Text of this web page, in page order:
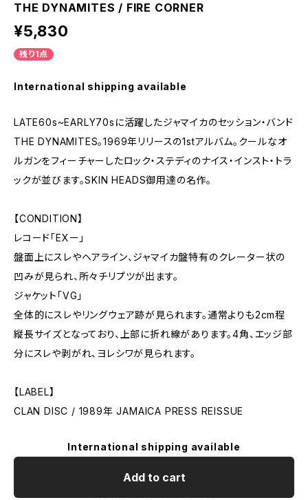
THE DYNAMITES / FIRE CORNER
¥5,830
残り1点
International shipping available
LATE60s~EARLY70sに活躍したジャマイカのセッション・バンド
THE DYNAMITES。1969年リリースの1stアルバム。クールなオ
ルガンをフィーチャーしたロック・ステディのナイス・インスト・トラ
ックが並びます。SKIN HEADS御用達の名作。
【CONDITION】
レコード「EXー」
盤面上にスレやヘアライン、ジャマイカ盤特有のクレーター状の
凹みが見られ、所々チリプツが出ます。
ジャケット「VG」
全体的にスレやリングウェア跡が見られます。通常よりも2cm程
縦長サイズとなっており、上部に折れ線があります。4角、エッジ部
分にスレや剥がれ、ヨレシワが見られます。
【LABEL】
CLAN DISC / 1989年 JAMAICA PRESS REISSUE
International shipping available
Add to cart